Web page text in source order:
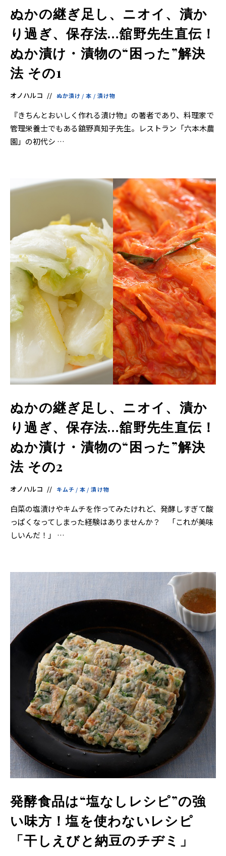
も
ら
え
る
よ
う
英
語
ま
す。
ぬかの継ぎ足し、ニオイ、漬か
り過ぎ、保存法…舘野先生直伝！
ぬか漬け・漬物の“困った”解決
法 その1
オノハルコ ぬか漬け / 本 / 漬け物
『きちんとおいしく作れる漬け物』の著者であり、料理家で
管理栄養士でもある舘野真知子先生。レストラン「六本木農
園」の初代シ …
ぬかの継ぎ足し、ニオイ、漬か
り過ぎ、保存法…舘野先生直伝！
ぬか漬け・漬物の“困った”解決
法 その2
オノハルコ キムチ / 本 / 漬け物
白菜の塩漬けやキムチを作ってみたけれど、発酵しすぎて酸
っぱくなってしまった経験はありませんか？ 「これが美味
しいんだ！」 …
発酵食品は“塩なしレシピ”の強
い味方！塩を使わないレシピ
「干しえびと納豆のチヂミ」